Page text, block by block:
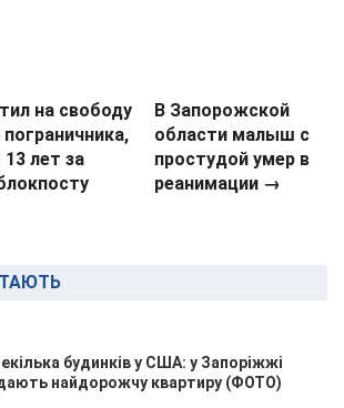
на свободу
лет за
В Запорожской
области малыш с
простудой умер в
реанимации →
будинків у США: у Запоріжжі
найдорожчу квартиру (ФОТО)